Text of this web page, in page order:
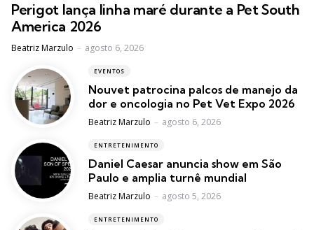
Perigot lança linha maré durante a Pet South
America 2026
Posted
Beatriz Marzulo agosto 6, 2026
EVENTOS
Nouvet patrocina palcos de manejo da
dor e oncologia no Pet Vet Expo 2026
Posted
Beatriz Marzulo agosto 6, 2026
ENTRETENIMENTO
Daniel Caesar anuncia show em São
Paulo e amplia turnê mundial
Posted
Beatriz Marzulo agosto 5, 2026
ENTRETENIMENTO